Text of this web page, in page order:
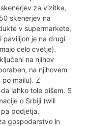
za vizitke,
skenerjev na
v supermarkete,
pavilijon je na drugi
celo cvetje).
na njihov
na njihovem
po mailu). Z
lahko tole pišem. S
o Srbiji (will
podjetja.
gospodarstvo in